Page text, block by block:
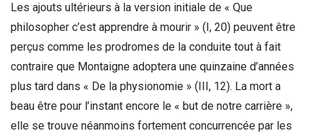
Les ajouts ultérieurs à la version initiale de « Que
philosopher c’est apprendre à mourir » (I, 20) peuvent être
perçus comme les prodromes de la conduite tout à fait
contraire que Montaigne adoptera une quinzaine d’années
plus tard dans « De la physionomie » (III, 12). La mort a
beau être pour l’instant encore le « but de notre carrière »,
elle se trouve néanmoins fortement concurrencée par les